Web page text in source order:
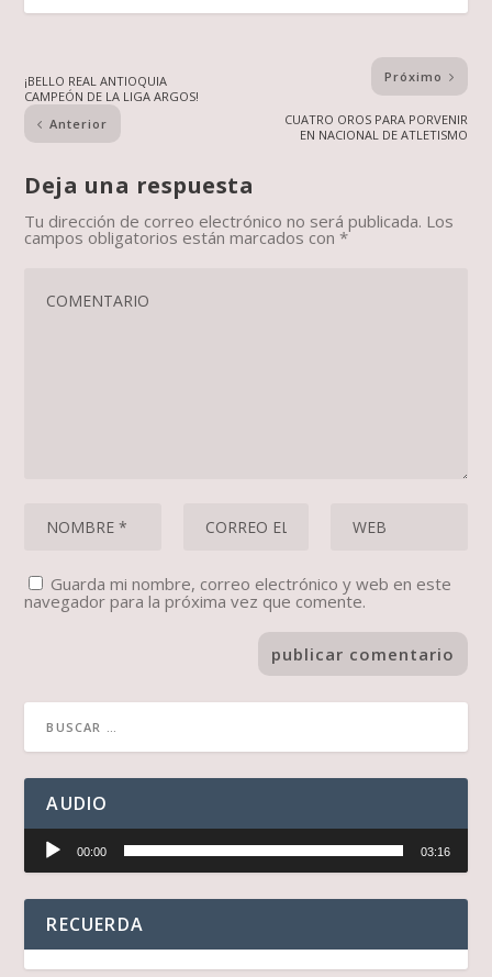
¡BELLO REAL ANTIOQUIA
CAMPEÓN DE LA LIGA ARGOS!
Anterior
Próximo
CUATRO OROS PARA PORVENIR
EN NACIONAL DE ATLETISMO
Deja una respuesta
Tu dirección de correo electrónico no será publicada. Los
campos obligatorios están marcados con*
Guarda mi nombre, correo electrónico y web en este
navegador para la próxima vez que comente.
AUDIO
Reproductor
audio
00:00 03:16
RECUERDA